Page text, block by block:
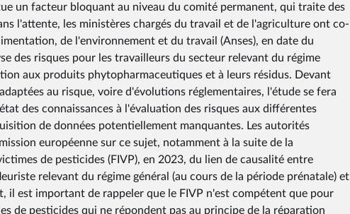
un facteur bloquant au niveau du comité permanent, qui traite des
l'attente, les ministères chargés du travail et de l'agriculture ont co-
de l'environnement et du travail (Anses), en date du
des risques pour les travailleurs du secteur relevant du régime
aux produits phytopharmaceutiques et à leurs résidus. Devant
au risque, voire d'évolutions réglementaires, l'étude se fera
des connaissances à l'évaluation des risques aux différentes
de données potentiellement manquantes. Les autorités
européenne sur ce sujet, notamment à la suite de la
de pesticides (FIVP), en 2023, du lien de causalité entre
relevant du régime général (au cours de la période prénatale) et
il est important de rappeler que le FIVP n'est compétent que pour
de pesticides qui ne répondent pas au principe de la réparation